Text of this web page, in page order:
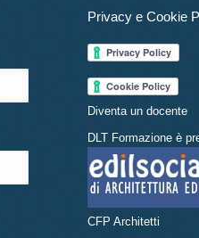
Privacy e Cookie
Diventa un docente
DLT Formazione è
CFP Architetti